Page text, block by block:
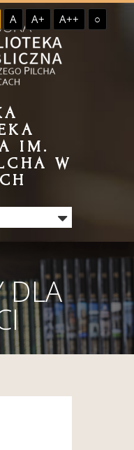
A A+ A++
○
IM.
W
DLA